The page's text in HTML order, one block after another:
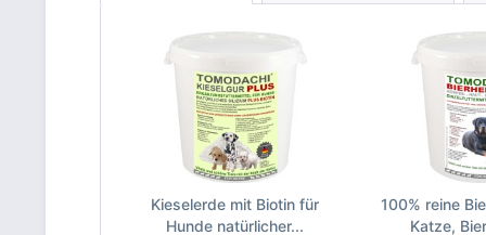
Kieselerde mit Biotin für
Hunde natürlicher...
100% reine
Katze,